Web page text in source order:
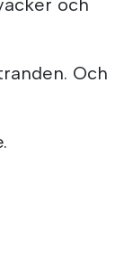
och
Och